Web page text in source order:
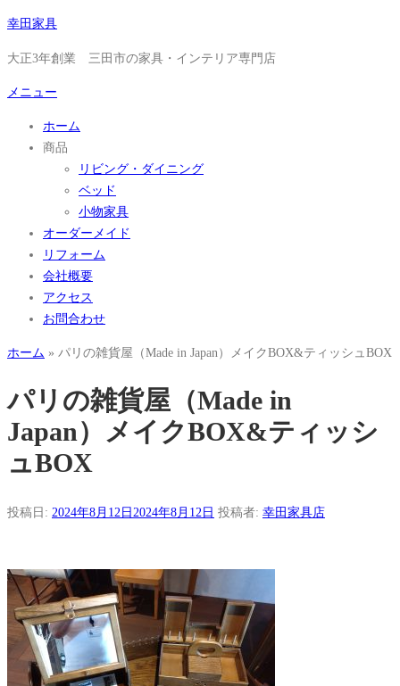
コ
テ
ン
幸田家具
大正3年創業 三田市の家具・インテリア専門店
メニュー
ホーム
商品
リビング・ダイニング
ベッド
小物家具
オーダーメイド
リフォーム
会社概要
アクセス
お問合わせ
ホーム » パリの雑貨屋（Made in Japan）メイクBOX&ティッシュBOX
パリの雑貨屋（Made in
Japan）メイクBOX&ティッシ
ュBOX
投稿日: 2024年8月12日2024年8月12日 投稿者: 幸田家具店